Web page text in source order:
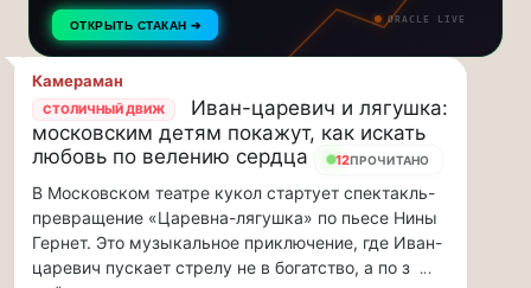
на
музыкальную
прогулку
по
Москве
Чайковского!…
Друзья,
приглашаем
на
музыкальную
мессенджер,
новости
и
инсайды
Москвы
ОТКРЫТЬ СТАКАН ➔ ORACLE LIVE
Камераман
СТОЛИЧНЫЙ ДВИЖ
Иван-царевич и лягушка:
московским детям покажут, как искать
любовь по велению сердца
12ПРОЧИТАНО
В Московском театре кукол стартует спектакль-
превращение «Царевна-лягушка» по пьесе Нины
Гернет. Это музыкальное приключение, где Иван-
царевич пускает стрелу не в богатство, а по з ...